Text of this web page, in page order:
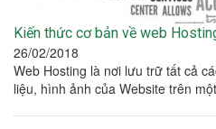
Kiến thức cơ bản về web
26/02/2018
Web Hosting là nơi lưu trữ tất cả
liệu, hình ảnh của Website trên